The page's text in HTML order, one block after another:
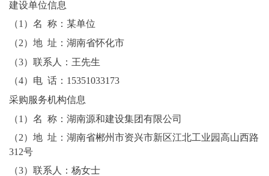
建设单位信息
（1）名 称：某单位
（2）地 址：湖南省怀化市
（3）联系人：王先生
（4）电 话：15351033173
采购服务机构信息
（1）名 称：湖南源和建设集团有限公司
（2）地 址：湖南省郴州市资兴市新区江北工业园高山西路
312号
（3）联系人：杨女士